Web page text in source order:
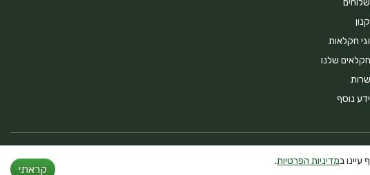
חקלאות
שלנו
נוסף
במדיניות הפרטיות.
קראתי